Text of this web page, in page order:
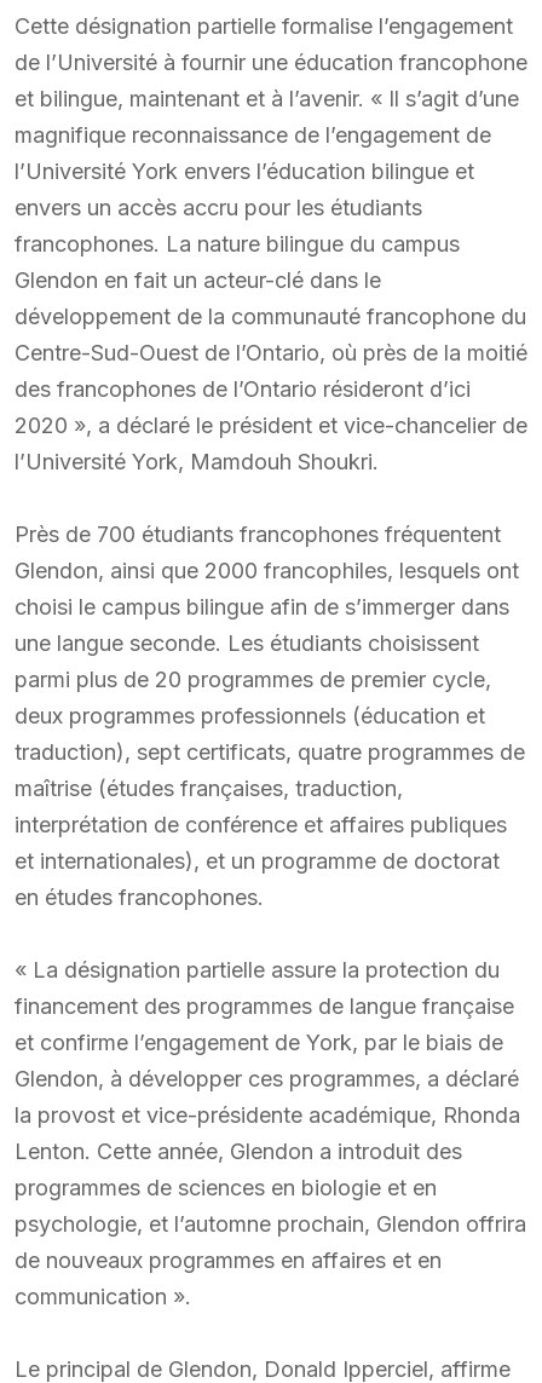
Cette désignation partielle formalise l’engagement
de l’Université à fournir une éducation francophone
et bilingue, maintenant et à l’avenir. « Il s’agit d’une
magnifique reconnaissance de l’engagement de
l’Université York envers l’éducation bilingue et
envers un accès accru pour les étudiants
francophones. La nature bilingue du campus
Glendon en fait un acteur-clé dans le
développement de la communauté francophone du
Centre-Sud-Ouest de l’Ontario, où près de la moitié
des francophones de l’Ontario résideront d’ici
2020 », a déclaré le président et vice-chancelier de
l’Université York, Mamdouh Shoukri.
Près de 700 étudiants francophones fréquentent
Glendon, ainsi que 2000 francophiles, lesquels ont
choisi le campus bilingue afin de s’immerger dans
une langue seconde. Les étudiants choisissent
parmi plus de 20 programmes de premier cycle,
deux programmes professionnels (éducation et
traduction), sept certificats, quatre programmes de
maîtrise (études françaises, traduction,
interprétation de conférence et affaires publiques
et internationales), et un programme de doctorat
en études francophones.
« La désignation partielle assure la protection du
financement des programmes de langue française
et confirme l’engagement de York, par le biais de
Glendon, à développer ces programmes, a déclaré
la provost et vice-présidente académique, Rhonda
Lenton. Cette année, Glendon a introduit des
programmes de sciences en biologie et en
psychologie, et l’automne prochain, Glendon offrira
de nouveaux programmes en affaires et en
communication ».
Le principal de Glendon, Donald Ipperciel, affirme